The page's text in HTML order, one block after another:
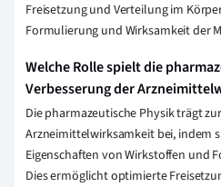
Freisetzung und Verteilung im
Formulierung und Wirksamkeit der
Welche Rolle spielt die
Verbesserung der
Die pharmazeutische Physik trägt
Arzneimittelwirksamkeit bei, indem
Eigenschaften von Wirkstoffen und
Dies ermöglicht optimierte